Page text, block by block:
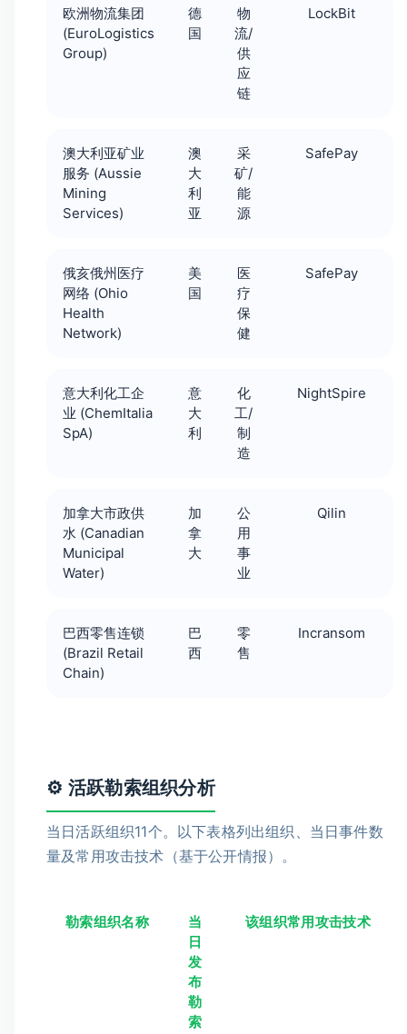
欧洲物流集团
(EuroLogistics
Group)
德
国
物
流/
供
应
链
LockBit
澳大利亚矿业
服务 (Aussie
Mining
Services)
澳
大
利
亚
采
矿/
能
源
SafePay
俄亥俄州医疗
网络 (Ohio
Health
Network)
美
国
医
疗
保
健
SafePay
意大利化工企
业 (ChemItalia
SpA)
意
大
利
化
工/
制
造
NightSpire
加拿大市政供
水 (Canadian
Municipal
Water)
加
拿
大
公
用
事
业
Qilin
巴西零售连锁
(Brazil Retail
Chain)
巴
西
零
售
Incransom
⚙️ 活跃勒索组织分析
当日活跃组织11个。以下表格列出组织、当日事件数
量及常用攻击技术（基于公开情报）。
勒索组织名称
当
日
发
布
勒
索
该组织常用攻击技术